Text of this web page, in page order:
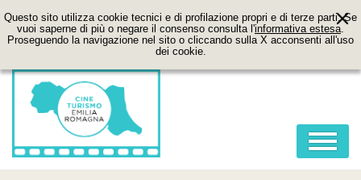
Questo sito utilizza cookie tecnici e di profilazione propri e di terze parti. Se
vuoi saperne di più o negare il consenso consulta l'informativa estesa.
Proseguendo la navigazione nel sito o cliccando sulla X acconsenti all'uso
dei cookie.